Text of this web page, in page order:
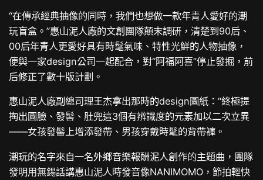
“在傳承經典抽像的同時，我們也想做一款年青人愛好的潮
玩盲盒。”惠山泥人廠的文創團隊顛末調研，清楚到90后、
00后年青人更愛好具有時髦氣味、特性光鮮的人物抽像，
便與一家design公司一起配合，對“阿福阿喜”停止發掘，前
后修正了數十版計劃。
惠山泥人廠副總司理王杰拿出那時的design圖紙：“終極提
掏出圓臉、發髻、肚兜這3個有辨識度的元素加以二次立異
——女孩發髻上增添發帶、男孩穿戴時髦的背帶褲。
潮玩的名字來自一名外鄉音樂報酬泥人創作的主題曲，團隊
發明用無錫話講惠山泥人時發音像NANIMOMO，節拍輕快